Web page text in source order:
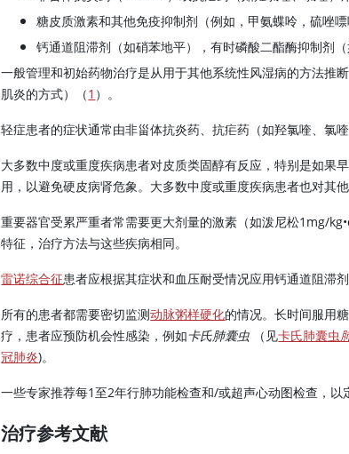
糖皮质激素和其他免疫抑制剂（例如，甲氨蝶呤，硫唑
钙通道阻滞剂（如硝苯地平），有时磷酸二酯酶抑制剂
一般管理和初始药物治疗是从用于其他系统性风湿病的方法推
肌炎的方式）（1 ）。
轻症患者的症状通常由非甾体抗炎药、抗疟药（如羟氯喹、氯
大多数中度或重度疾病患者对皮质类固醇有反应，特别是如果
用，以避免硬皮病肾危象。大多数中度或重度疾病患者也对其
重要器官受累严重者常需要更大剂量的激素（如泼尼松1mg/
特征，治疗方法与这些疾病相同。
雷诺综合征患者应根据其症状和血压耐受情况应用钙通道阻滞
所有的患者都需要密切监测动脉粥样硬化的情况。长时间服用
疗，患者应预防机会性感染，例如卡氏肺囊虫 （见卡氏肺囊虫
冠肺炎)。
一些专家推荐每1至2年行肺功能检查和/或超声心动图检查，以
治疗参考文献